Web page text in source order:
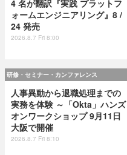
4 名が翻訳『実践 プラットフ
ォームエンジニアリング』8 /
24 発売
2026.8.7 Fri 8:00
研修・セミナー・カンファレンス
人事異動から退職処理までの
実務を体験 ～「Okta」ハンズ
オンワークショップ 9月11日
大阪で開催
2026.8.7 Fri 8:10